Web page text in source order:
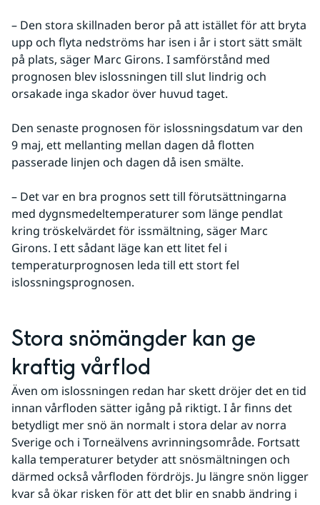
– Den stora skillnaden beror på att istället för att bryta
upp och flyta nedströms har isen i år i stort sätt smält
på plats, säger Marc Girons. I samförstånd med
prognosen blev islossningen till slut lindrig och
orsakade inga skador över huvud taget.
Den senaste prognosen för islossningsdatum var den
9 maj, ett mellanting mellan dagen då flotten
passerade linjen och dagen då isen smälte.
– Det var en bra prognos sett till förutsättningarna
med dygnsmedeltemperaturer som länge pendlat
kring tröskelvärdet för issmältning, säger Marc
Girons. I ett sådant läge kan ett litet fel i
temperaturprognosen leda till ett stort fel
islossningsprognosen.
Stora snömängder kan ge
kraftig vårflod
Även om islossningen redan har skett dröjer det en tid
innan vårfloden sätter igång på riktigt. I år finns det
betydligt mer snö än normalt i stora delar av norra
Sverige och i Torneälvens avrinningsområde. Fortsatt
kalla temperaturer betyder att snösmältningen och
därmed också vårfloden fördröjs. Ju längre snön ligger
kvar så ökar risken för att det blir en snabb ändring i